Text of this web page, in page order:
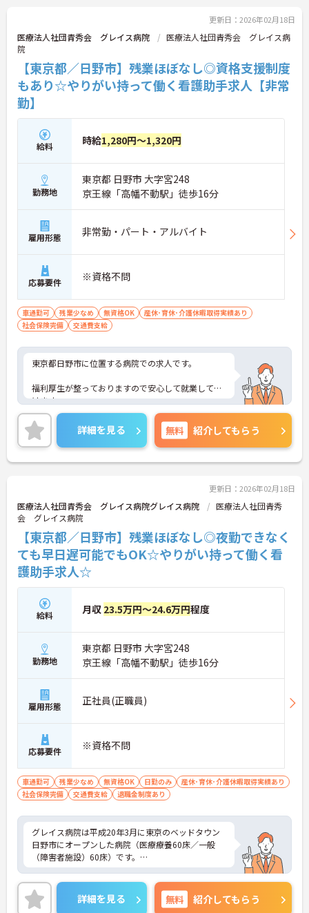
更新日：2026年02月18日
医療法人社団青秀会 グレイス病院
医療法人社団青秀会 グレイス病
院
【東京都／日野市】残業ほぼなし◎資格支援制度
もあり☆やりがい持って働く看護助手求人【非常
勤】
給料 時給1,280円～1,320円
勤務地
東京都 日野市 大字宮248
京王線「高幡不動駅」徒歩16分
雇用形態 非常勤・パート・アルバイト
応募要件 ※資格不問
車通勤可 残業少なめ 無資格OK
産休･育休･介護休暇取得実績あり
社会保険完備
交通費支給
東京都日野市に位置する病院での求人です。
福利厚生が整っておりますので安心して就業して頂
けます。
ご興味のある方はお気軽にお問い合わせ下さい。
詳細を見る 無料 紹介してもらう
更新日：2026年02月18日
医療法人社団青秀会 グレイス病院グレイス病院
医療法人社団青秀
会 グレイス病院
【東京都／日野市】残業ほぼなし◎夜勤できなく
ても早日遅可能でもOK☆やりがい持って働く看
護助手求人☆
給料 月収 23.5万円～24.6万円程度
勤務地
東京都 日野市 大字宮248
京王線「高幡不動駅」徒歩16分
雇用形態 正社員(正職員)
応募要件 ※資格不問
車通勤可 残業少なめ 無資格OK 日勤のみ
産休･育休･介護休暇取得実績あり
社会保険完備
交通費支給 退職金制度あり
グレイス病院は平成20年3月に東京のベッドタウン
日野市にオープンした病院（医療療養60床／一般
（障害者施設）60床）です。
診療科目は内科・消化器内科・小児内科で、電子カ
ルテ、オーダリングシステムを導入しています。
詳細を見る 無料 紹介してもらう